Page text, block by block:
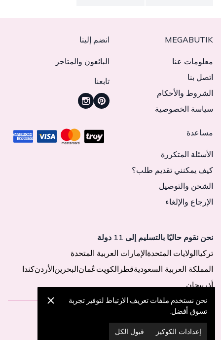
MEGABUTIK
معلومات عنا
اتصل بنا
الشروط والأحكام
سياسة الخصوصية
انضم إلينا
البائعون والمتاجر
تابعنا
مساعدة
الأسئلة المتكررة
كيف يمكنني تقديم طلب؟
الشحن والتوصيل
الإرجاع والإلغاء
نحن نقوم حاليًا بالتسليم إلى 11 دولة
تركياالولايات المتحدةالإمارات العربية المتحدة
المملكة العربية السعوديةقطر الكويتعُمانالبحرينالأردنكندا
أذربيجان
© 2025 MegaButik -
نحن نستخدم ملفات تعريف الارتباط لتوفير تجربة
تسوق أفضل.
إعدادات الكوكيز قبول الكل